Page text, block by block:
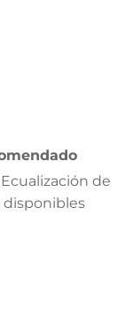
de
disponibles